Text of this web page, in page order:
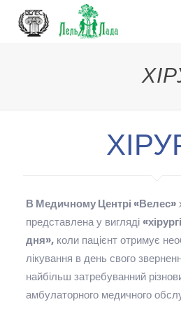
В Медичному Центрі «Велес»
представлена у вигляді
дня»,коли пацієнт отримує
лікування в день свого
найбільш затребуванний
амбулаторного медичного